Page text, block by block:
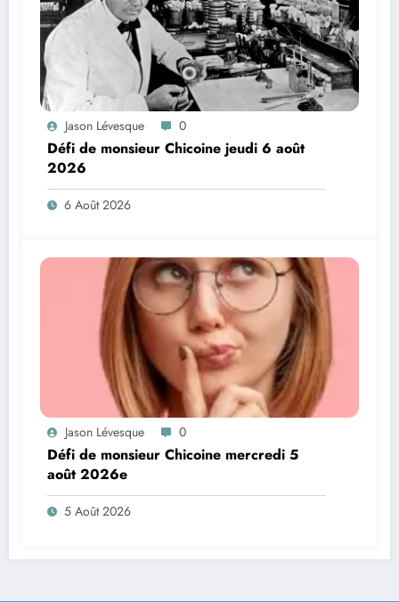
Jason Lévesque 0
Défi de monsieur Chicoine jeudi 6 août
2026
6 Août 2026
Jason Lévesque 0
Défi de monsieur Chicoine mercredi 5
août 2026e
5 Août 2026